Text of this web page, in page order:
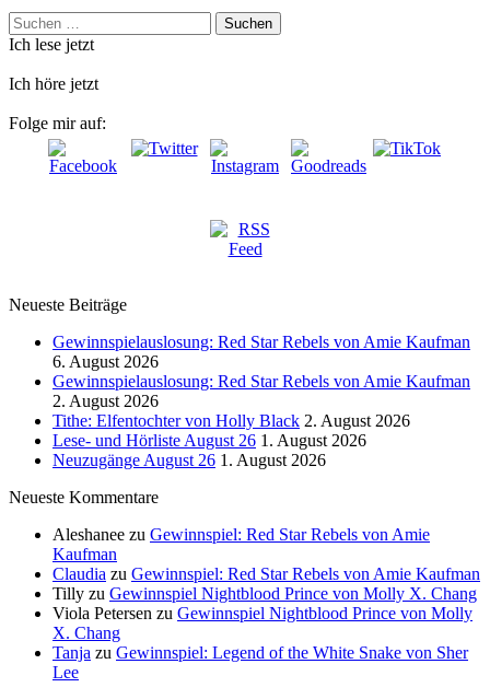
Suchen
nach:
Ich lese jetzt
Ich höre jetzt
Folge mir auf:
Neueste Beiträge
Gewinnspielauslosung: Red Star Rebels von Amie Kaufman
6. August 2026
Gewinnspielauslosung: Red Star Rebels von Amie Kaufman
2. August 2026
Tithe: Elfentochter von Holly Black 2. August 2026
Lese- und Hörliste August 26 1. August 2026
Neuzugänge August 26 1. August 2026
Neueste Kommentare
Aleshanee zu Gewinnspiel: Red Star Rebels von Amie
Kaufman
Claudia zu Gewinnspiel: Red Star Rebels von Amie Kaufman
Tilly zu Gewinnspiel Nightblood Prince von Molly X. Chang
Viola Petersen zu Gewinnspiel Nightblood Prince von Molly
X. Chang
Tanja zu Gewinnspiel: Legend of the White Snake von Sher
Lee